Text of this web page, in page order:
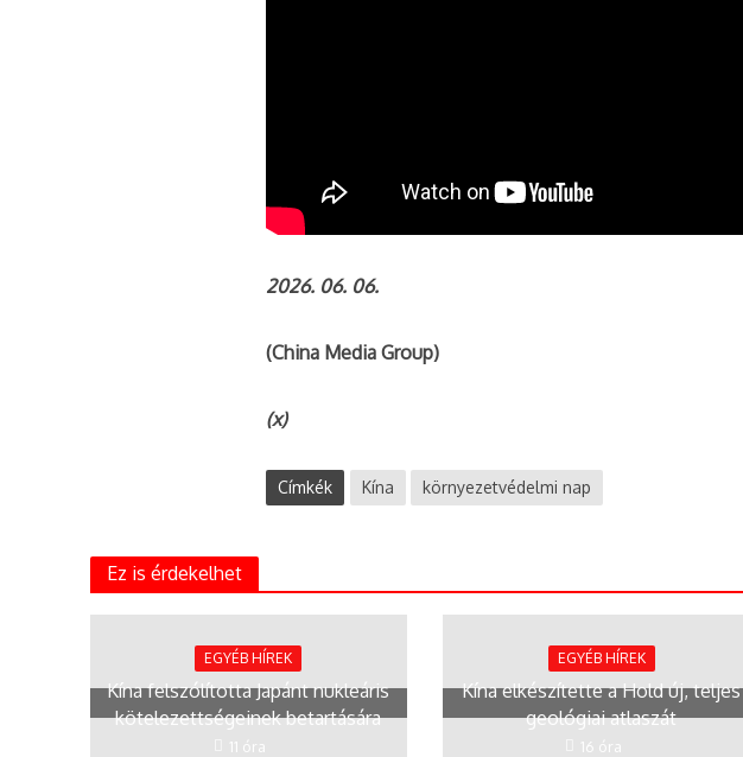
2026. 06. 06.
(China Media Group)
(x)
Címkék Kína környezetvédelmi nap
Ez is érdekelhet
EGYÉB HÍREK
Kína felszólította Japánt nukleáris
kötelezettségeinek betartására
11 óra
EGYÉB HÍREK
Kína elkészítette a Hold új, teljes
geológiai atlaszát
16 óra